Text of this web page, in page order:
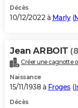
Décès
10/12/2022 à Marly(
Jean ARBOIT
Créer une cagnotte
Naissance
15/11/1938 à Froges (
Décès